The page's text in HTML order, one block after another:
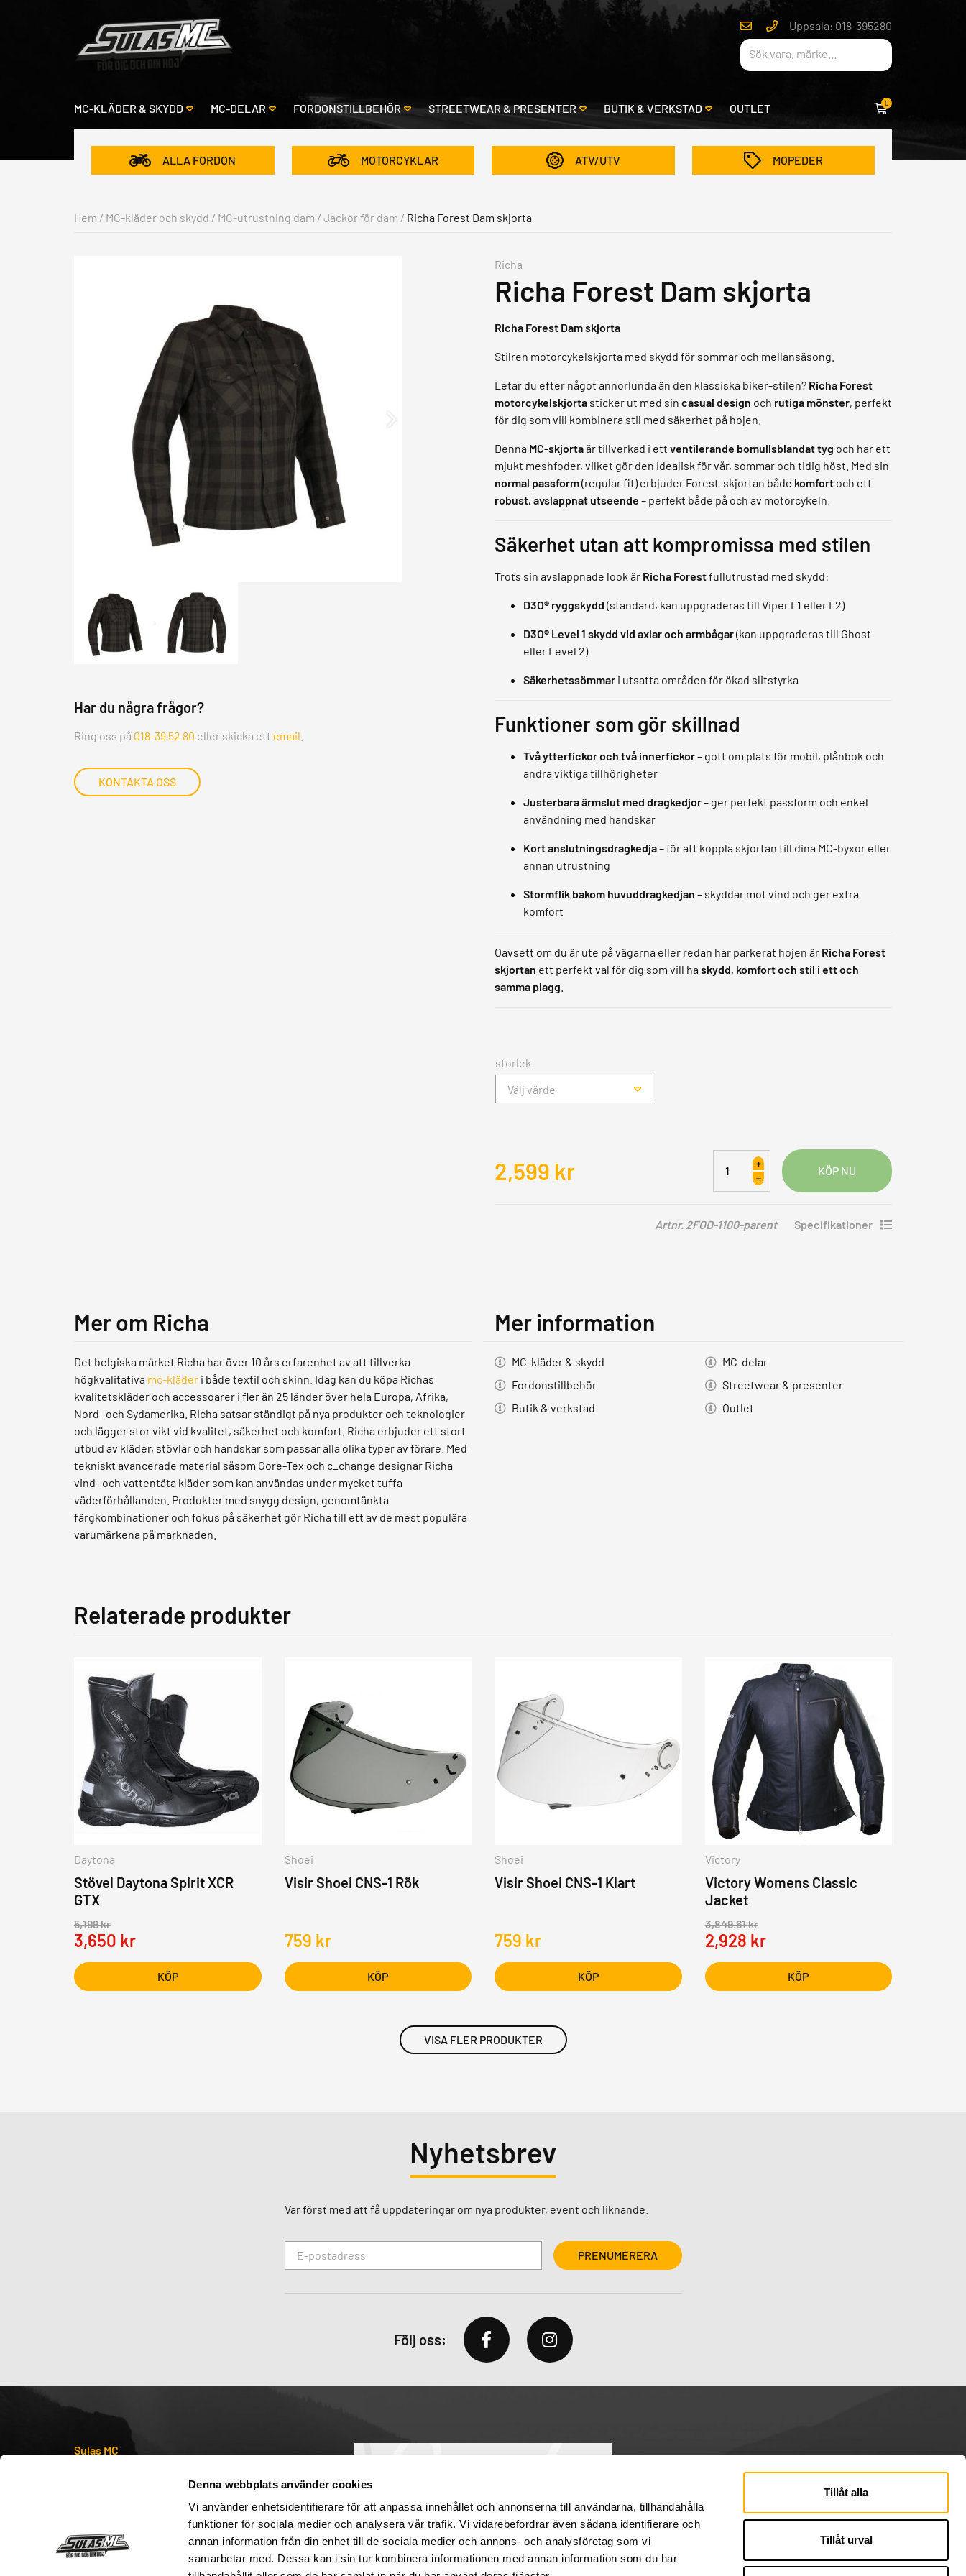
Denna webbplats använder cookies
Vi använder enhetsidentifierare för att anpassa innehållet och annonserna till användarna, tillhandahålla
funktioner för sociala medier och analysera vår trafik. Vi vidarebefordrar även sådana identifierare och
annan information från din enhet till de sociala medier och annons- och analysföretag som vi
samarbetar med. Dessa kan i sin tur kombinera informationen med annan information som du har
Tillåt alla
Tillåt urval
Uppsala: 018-395280
MC-KLÄDER & SKYDD MC-DELAR FORDONSTILLBEHÖR STREETWEAR & PRESENTER BUTIK & VERKSTAD OUTLET 0
ALLA FORDON MOTORCYKLAR ATV/UTV MOPEDER
Hem / MC-kläder och skydd / MC-utrustning dam / Jackor för dam / Richa Forest Dam skjorta
Har du några frågor?
Ring oss på 018-39 52 80 eller skicka ett email
KONTAKTA OSS
Richa
Richa Forest Dam skjorta
Richa Forest Dam skjorta
Stilren motorcykelskjorta med skydd för sommar och mellansäsong.
Letar du efter något annorlunda än den klassiska biker-stilen? Richa Forest
motorcykelskjorta sticker ut med sin casual design och rutiga mönster, perfekt
för dig som vill kombinera stil med säkerhet på hojen.
Denna MC-skjortaär tillverkad i ett ventilerande bomullsblandat tyg och har ett
mjukt meshfoder, vilket gör den idealisk för vår, sommar och tidig höst. Med sin
normal passform(regular fit) erbjuder Forest-skjortan både komfort och ett
robust, avslappnat utseende – perfekt både på och av motorcykeln.
Säkerhet utan att kompromissa med stilen
Trots sin avslappnade look är Richa Forestfullutrustad med skydd:
D3O® ryggskydd (standard, kan uppgraderas till Viper L1 eller L2)
D3O® Level 1 skydd vid axlar och armbågar(kan uppgraderas till Ghost
eller Level 2)
Säkerhetssömmar i utsatta områden för ökad slitstyrka
Funktioner som gör skillnad
Två ytterfickor och två innerfickor– gott om plats för mobil, plånbok och
andra viktiga tillhörigheter
Justerbara ärmslut med dragkedjor– ger perfekt passform och enkel
användning med handskar
Kort anslutningsdragkedja– för att koppla skjortan till dina MC-byxor eller
annan utrustning
Stormflik bakom huvuddragkedjan – skyddar mot vind och ger extra
komfort
Oavsett om du är ute på vägarna eller redan har parkerat hojen är Richa Forest
skjortan ett perfekt val för dig som vill ha skydd, komfort och stil i ett och
samma plagg
storlek
Välj värde
2,599 kr
Forest
Dam
mängd
Artnr. 2FOD-1100-parent Specifikationer
Mer om Richa
Det belgiska märket Richa har över 10 års erfarenhet av att tillverka
högkvalitativa mc-kläder i både textil och skinn. Idag kan du köpa Richas
kvalitetskläder och accessoarer i fler än 25 länder över hela Europa, Afrika,
Nord- och Sydamerika. Richa satsar ständigt på nya produkter och teknologier
och lägger stor vikt vid kvalitet, säkerhet och komfort. Richa erbjuder ett stort
utbud av kläder, stövlar och handskar som passar alla olika typer av förare. Med
tekniskt avancerade material såsom Gore-Tex och c_change designar Richa
vind- och vattentäta kläder som kan användas under mycket tuffa
väderförhållanden. Produkter med snygg design, genomtänkta
färgkombinationer och fokus på säkerhet gör Richa till ett av de mest populära
varumärkena på marknaden.
Mer information
MC-kläder & skydd
MC-delar
Fordonstillbehör
Streetwear & presenter
Butik & verkstad
Outlet
Relaterade produkter
Daytona
Stövel Daytona Spirit XCR
GTX
5,199kr
3,650 kr
KÖP
Shoei
Visir Shoei CNS-1 Rök
759 kr
KÖP
Shoei
Visir Shoei CNS-1 Klart
759 kr
KÖP
Victory
Victory Womens Classic
Jacket
3,849.61kr
2,928 kr
KÖP
VISA FLER PRODUKTER
Nyhetsbrev
Var först med att få uppdateringar om nya produkter, event och liknande.
Följ oss:
Sulas MC
Kontakta oss